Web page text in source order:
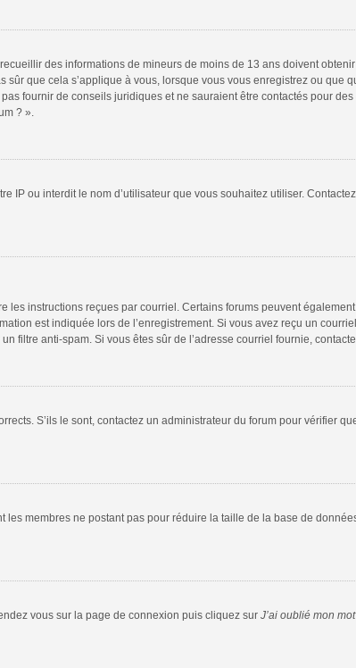
des informations de mineurs de moins de 13 ans doivent
que cela s’applique à vous, lorsque vous vous enregistrez ou que
fournir de conseils juridiques et ne sauraient être contactés pour
? ».
IP ou interdit le nom d’utilisateur que vous souhaitez utiliser.
les instructions reçues par courriel. Certains forums peuvent
est indiquée lors de l’enregistrement. Si vous avez reçu un
filtre anti-spam. Si vous êtes sûr de l’adresse courriel fournie,
S’ils le sont, contactez un administrateur du forum pour vérifier
membres ne postant pas pour réduire la taille de la base de
vous sur la page de connexion puis cliquez sur J’ai oublié mon